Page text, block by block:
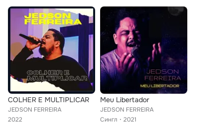
COLHER E MULTIPLICAR
JEDSON FERREIRA
2022
Meu Libertador
JEDSON FERREIRA
Сингл
2021